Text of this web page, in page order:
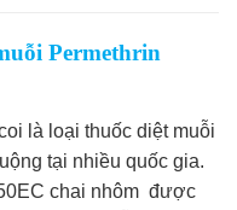
Permethrin
là loại thuốc diệt muỗi
tại nhiều quốc gia.
chai nhôm được